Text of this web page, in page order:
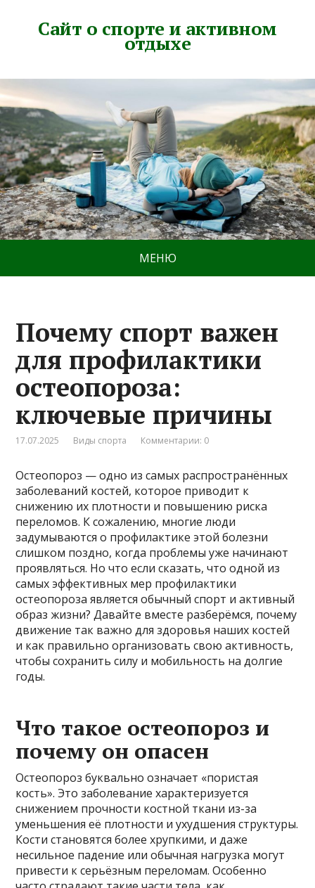
Сайт о спорте и активном
отдыхе
МЕНЮ
Почему спорт важен
для профилактики
остеопороза:
ключевые причины
17.07.2025 Виды спорта Комментарии: 0
Остеопороз — одно из самых распространённых
заболеваний костей, которое приводит к
снижению их плотности и повышению риска
переломов. К сожалению, многие люди
задумываются о профилактике этой болезни
слишком поздно, когда проблемы уже начинают
проявляться. Но что если сказать, что одной из
самых эффективных мер профилактики
остеопороза является обычный спорт и активный
образ жизни? Давайте вместе разберёмся, почему
движение так важно для здоровья наших костей
и как правильно организовать свою активность,
чтобы сохранить силу и мобильность на долгие
годы.
Что такое остеопороз и
почему он опасен
Остеопороз буквально означает «пористая
кость». Это заболевание характеризуется
снижением прочности костной ткани из-за
уменьшения её плотности и ухудшения структуры.
Кости становятся более хрупкими, и даже
несильное падение или обычная нагрузка могут
привести к серьёзным переломам. Особенно